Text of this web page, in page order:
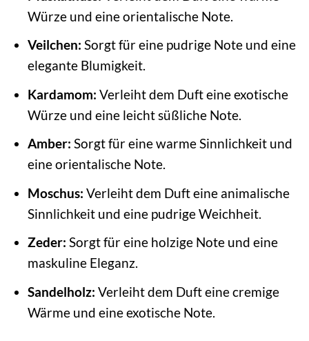
Würze und eine orientalische Note.
Veilchen: Sorgt für eine pudrige Note und eine
elegante Blumigkeit.
Kardamom: Verleiht dem Duft eine exotische
Würze und eine leicht süßliche Note.
Amber: Sorgt für eine warme Sinnlichkeit und
eine orientalische Note.
Moschus: Verleiht dem Duft eine animalische
Sinnlichkeit und eine pudrige Weichheit.
Zeder: Sorgt für eine holzige Note und eine
maskuline Eleganz.
Sandelholz: Verleiht dem Duft eine cremige
Wärme und eine exotische Note.